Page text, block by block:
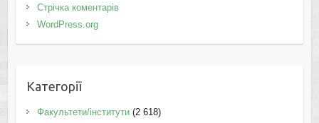
Стрічка коментарів
WordPress.org
Категорії
Факультети/інститути(2 618)